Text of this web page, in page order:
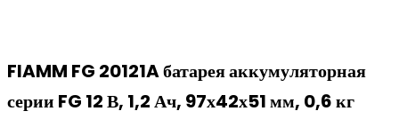
FIAMM FG 20121A батарея аккумуляторная
серии FG 12 В, 1,2 Ач, 97х42х51 мм, 0,6 кг